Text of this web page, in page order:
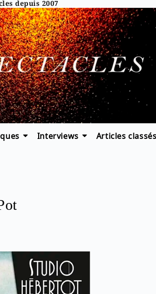
depuis 2007
Interviews Articles classés